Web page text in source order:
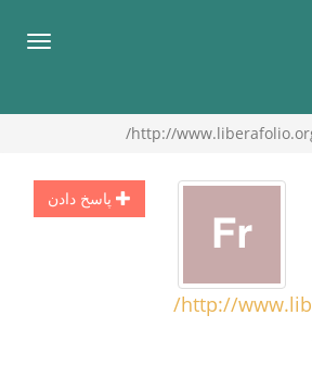
http://
پاسخ دادن
http://